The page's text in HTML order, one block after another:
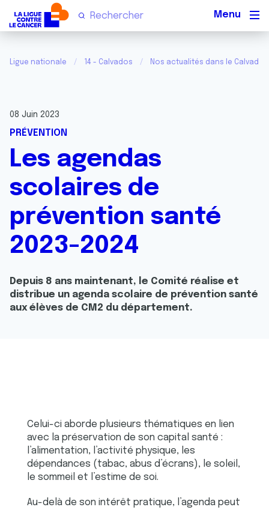
Ligue nationale 14 - Calvados Nos actualités dans le Calvados
08 Juin 2023
PRÉVENTION
Les agendas
scolaires de
prévention santé
2023-2024
Depuis 8 ans maintenant, le Comité réalise et
distribue un agenda scolaire de prévention santé
aux élèves de CM2 du département.
Celui-ci aborde plusieurs thématiques en lien
avec la préservation de son capital santé :
l’alimentation, l’activité physique, les
dépendances (tabac, abus d’écrans), le soleil,
le sommeil et l’estime de soi.
Au-delà de son intérêt pratique, l’agenda peut